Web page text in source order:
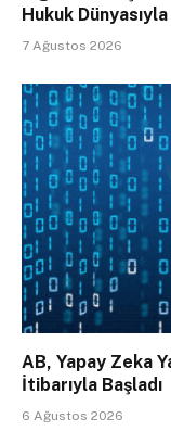
Hukuk
7 Ağustos 2026
AB, Yapay Zeka
İtibarıyla Başladı
6 Ağustos 2026